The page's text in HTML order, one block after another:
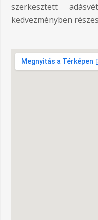
szerkesztett
kedvezményben